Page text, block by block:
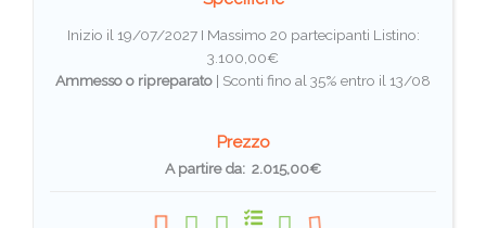
Inizio il 19/07/2027 I Massimo 20 partecipanti Listino:
3.100,00€
Ammesso o ripreparato | Sconti fino al 35% entro il 13/08
Prezzo
A partire da: 2.015,00€